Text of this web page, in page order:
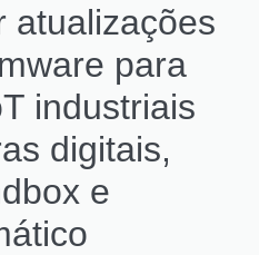
atualizações
para
industriais
digitais,
e